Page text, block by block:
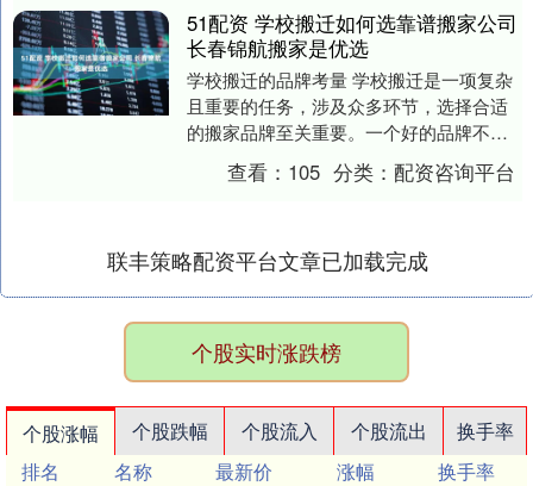
51配资 学校搬迁如何选靠谱搬家公司
长春锦航搬家是优选
学校搬迁的品牌考量 学校搬迁是一项复杂
且重要的任务，涉及众多环节，选择合适
的搬家品牌至关重要。一个好的品牌不仅
能确保搬迁过程顺利，还能降低对学校教
学秩序的影响。....
查看： 105 分类：配资咨询平台
联丰策略配资平台文章已加载完成
个股实时涨跌榜
个股涨幅 个股跌幅 个股流入 个股流出
换手率
排名
名称 最新价 涨幅
换手率